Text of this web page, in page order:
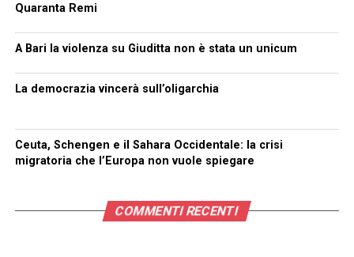
Quaranta Remi
A Bari la violenza su Giuditta non è stata un unicum
La democrazia vincerà sull’oligarchia
Ceuta, Schengen e il Sahara Occidentale: la crisi
migratoria che l’Europa non vuole spiegare
COMMENTI RECENTI